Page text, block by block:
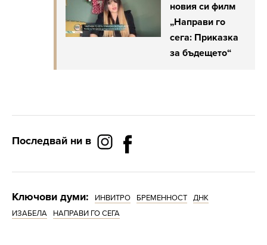
новия си филм
„Направи го
сега: Приказка
за бъдещето“
Последвай ни в
Ключови думи: ИНВИТРО БРЕМЕННОСТ
ДНК
ИЗАБЕЛА
НАПРАВИ ГО СЕГА